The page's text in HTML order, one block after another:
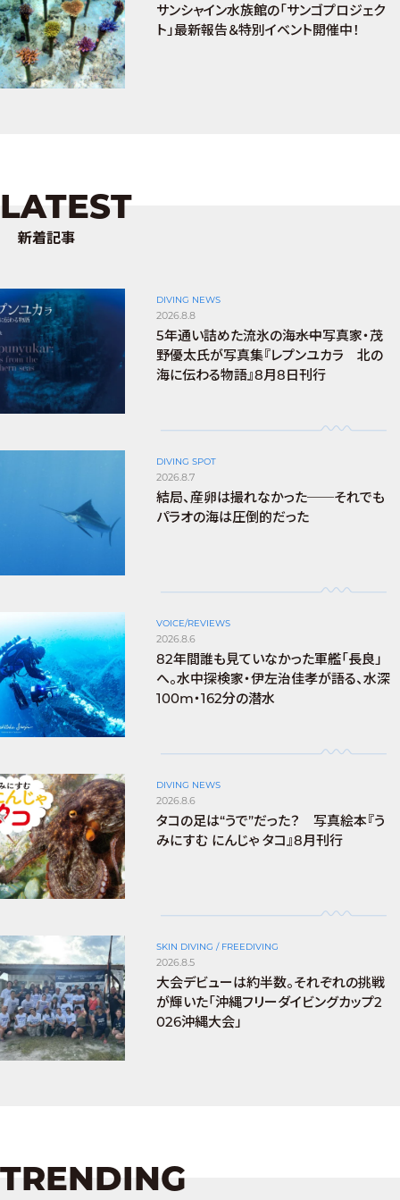
サンシャイン水族館の「サンゴプロジェク
ト」最新報告＆特別イベント開催中！
LATEST
新着記事
DIVING NEWS
2026.8.8
5年通い詰めた流氷の海――水中写真家・茂
野優太氏が写真集『レプンユカラ 北の
海に伝わる物語』8月8日刊行
DIVING SPOT
2026.8.7
結局、産卵は撮れなかった──それでも
パラオの海は圧倒的だった
VOICE/REVIEWS
2026.8.6
82年間誰も見ていなかった軍艦「長良」
へ。水中探検家・伊左治佳孝が語る、水深
100m・162分の潜水
DIVING NEWS
2026.8.6
タコの足は“うで”だった？ 写真絵本『う
みにすむ にんじゃ タコ』8月刊行
SKIN DIVING / FREEDIVING
2026.8.5
大会デビューは約半数。それぞれの挑戦
が輝いた「沖縄フリーダイビングカップ2
026沖縄大会」
TRENDING